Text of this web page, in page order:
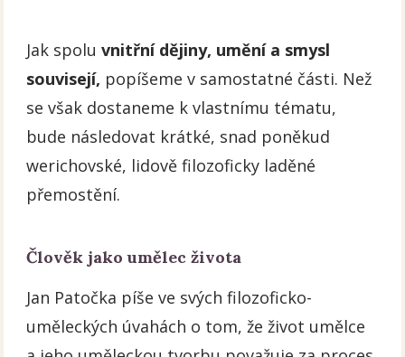
Jak spoluvnitřní dějiny, umění a smysl
souvisejí, popíšeme v samostatné části. Než
se však dostaneme k vlastnímu tématu,
bude následovat krátké, snad poněkud
werichovské, lidově filozoficky laděné
přemostění.
Člověk jako umělec života
Jan Patočka píše ve svých filozoficko-
uměleckých úvahách o tom, že život umělce